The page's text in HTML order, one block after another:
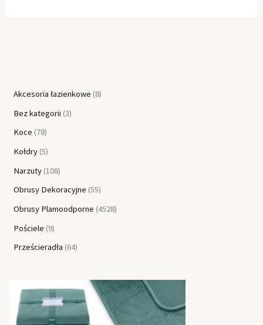
Akcesoria łazienkowe 8
Bez kategorii 3
Koce 78
Kołdry 5
Narzuty 108
Obrusy Dekoracyjne 55
Obrusy Plamoodporne 4528
Pościele 9
Prześcieradła 64